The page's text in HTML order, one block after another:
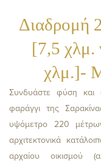
Διαδρομή
[7,5 χλμ.
χλμ.]-
Συνδυάστε φύση και
φαράγγι της
υψόμετρο 220
αρχιτεκτονικά
αρχαίου οικισμού